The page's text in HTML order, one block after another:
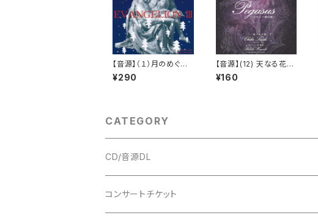
【音源】（１）月のめぐ
り 星のみち_エヴァン
ゲリオン3
¥290
【音源】(12) 天なる花、
この世の星_ペガサス
¥160
CATEGORY
CD/音源DL
アルバム
コンサートチケット